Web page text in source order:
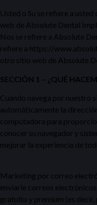
Usted o Su se refiere a
web de Absolute Dental
Nos se refiere a Absolute
refiere a https://
otro sitio web de Absolute
SECCIÓN 1 – ¿QUÉ
Cuando navega por nuestro
automáticamente la
computadora para
conocer su navegador y
mejorar la experiencia de
Marketing por correo
enviarle correos
gratuito y premium (es